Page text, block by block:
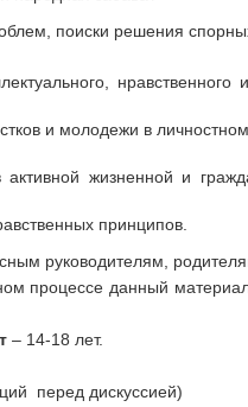
поиски решения
и молодежи в
жизненной и
принципов.
руководителям,
процессе данный
– 14-18 лет.
перед дискуссией)